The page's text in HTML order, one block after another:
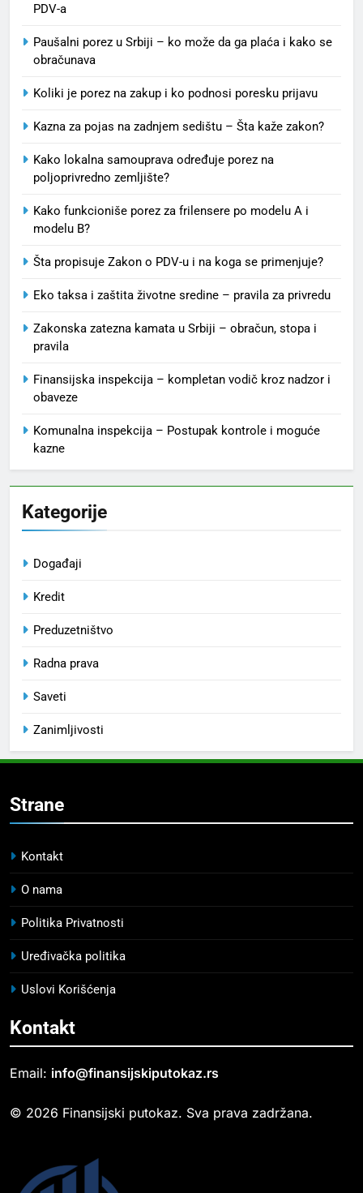
PDV-a
Paušalni porez u Srbiji – ko može da ga plaća i kako se
obračunava
Koliki je porez na zakup i ko podnosi poresku prijavu
Kazna za pojas na zadnjem sedištu – Šta kaže zakon?
Kako lokalna samouprava određuje porez na
poljoprivredno zemljište?
Kako funkcioniše porez za frilensere po modelu A i
modelu B?
Šta propisuje Zakon o PDV-u i na koga se primenjuje?
Eko taksa i zaštita životne sredine – pravila za privredu
Zakonska zatezna kamata u Srbiji – obračun, stopa i
pravila
Finansijska inspekcija – kompletan vodič kroz nadzor i
obaveze
Komunalna inspekcija – Postupak kontrole i moguće
kazne
Kategorije
Događaji
Kredit
Preduzetništvo
Radna prava
Saveti
Zanimljivosti
Strane
Kontakt
O nama
Politika Privatnosti
Uređivačka politika
Uslovi Korišćenja
Kontakt
Email: info@finansijskiputokaz.rs
© 2026 Finansijski putokaz. Sva prava zadržana.